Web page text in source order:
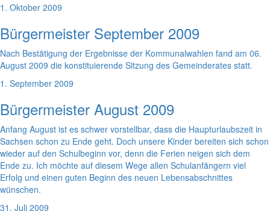
1. Oktober 2009
Bürgermeister September 2009
Nach Bestätigung der Ergebnisse der Kommunalwahlen fand am 06.
August 2009 die konstituierende Sitzung des Gemeinderates statt.
1. September 2009
Bürgermeister August 2009
Anfang August ist es schwer vorstellbar, dass die Haupturlaubszeit in
Sachsen schon zu Ende geht. Doch unsere Kinder bereiten sich schon
wieder auf den Schulbeginn vor, denn die Ferien neigen sich dem
Ende zu. Ich möchte auf diesem Wege allen Schulanfängern viel
Erfolg und einen guten Beginn des neuen Lebensabschnittes
wünschen.
31. Juli 2009